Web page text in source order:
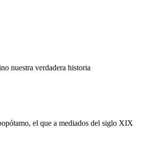
nuestra verdadera historia
el que a mediados del siglo XIX